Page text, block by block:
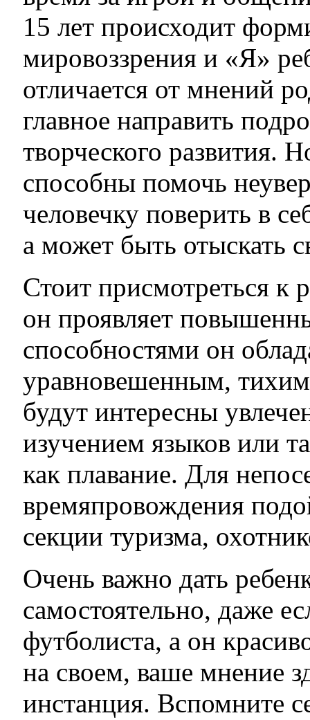
15 лет происходит
мировоззрения и «Я»
отличается от мнений
главное направить
творческого развития.
способны помочь
человечку поверить в
а может быть отыскать
Стоит присмотреться к
он проявляет
способностями он
уравновешенным,
будут интересны
изучением языков или
как плавание. Для
времяпровождения
секции туризма,
Очень важно дать
самостоятельно, даже
футболиста, а он
на своем, ваше мнение
инстанция. Вспомните